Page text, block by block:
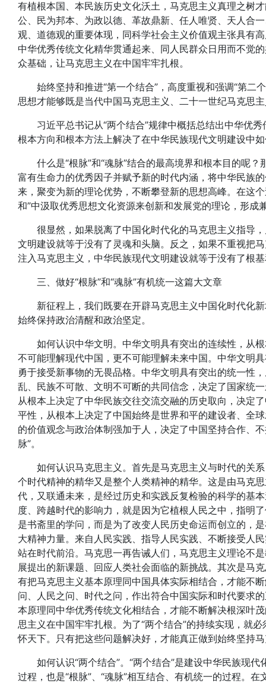
有植根本国、本民族历史文化沃土，马克思主义真理之树
公、民为邦本、为政以德、革故鼎新、任人唯贤、天人合
观、道德观的重要体现，同科学社会主义价值观主张具有
中华优秀传统文化精华贯通起来、同人民群众日用而不觉
众基础，让马克思主义在中国牢牢扎根。
始终坚持和推进“第一个结合”，高度重视和强调“第二
思想才能够既是当代中国马克思主义、二十一世纪马克思
习近平总书记从“两个结合”规律中概括总结出中华优秀
根本方向和根本方法上解决了在中华民族现代文明建设中
什么是“根脉”和“魂脉”结合的最高境界和根本目的呢？
富有生命力的优秀因子并赋予新的时代内涵，将中华民族
来，聚变为新的理论优势，不断攀登新的思想高峰。在这
和”中汲取优秀思想文化资源来创新和发展党的理论，形成
很显然，如果脱离了中国化时代化的马克思主义指导，
文明建设就等于没有了灵魂和头脑。反之，如果不重视把
注入马克思主义，中华民族现代文明建设就等于没有了根
三、做好“根脉”和“魂脉”有机统一这篇大文章
新征程上，我们既要在开辟马克思主义中国化时代化新
始终保持政治清醒和政治坚定。
如何认识中华文明。中华文明具有突出的连续性，从根
不可能理解现代中国，更不可能理解未来中国。中华文明
勇于接受新事物的无畏品格。中华文明具有突出的统一性
乱、民族不可散、文明不可断的共同信念，决定了国家统
从根本上决定了中华民族交往交流交融的历史取向，决定
平性，从根本上决定了中国始终是世界和平的建设者、全
的价值观念与政治体制强加于人，决定了中国坚持合作、
脉”。
如何认识马克思主义。首先是马克思主义与时代的关系
个时代精神的精华又是整个人类精神的精华。这是由马克
代，又联通未来，是经过历史和实践反复检验的科学的基
度、跨越时代的影响力，就是因为它植根人民之中，指明
是书斋里的学问，而是为了改变人民历史命运而创立的，
大精神力量。来自人民实践、指导人民实践、不断接受人
站在时代前沿。马克思一再告诫人们，马克思主义理论不
展提出的新课题、回应人类社会面临的新挑战。其次是马
有把马克思主义基本原理同中国具体实际相结合，才能不
问、人民之问、时代之问，作出符合中国实际和时代要求
本原理同中华优秀传统文化相结合，才能不断解决根深叶
思主义在中国牢牢扎根。为了“两个结合”的持续实现，就
怀天下。只有把这些问题解决好，才能真正做到始终坚持马
如何认识“两个结合”。“两个结合”是建设中华民族现代
过程，也是“根脉”、“魂脉”相互结合、有机统一的过程。